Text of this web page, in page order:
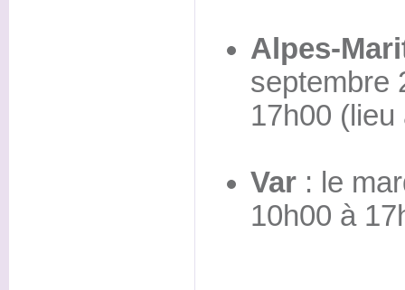
Alpes-
septembre
17h00
Var: le
10h00 à